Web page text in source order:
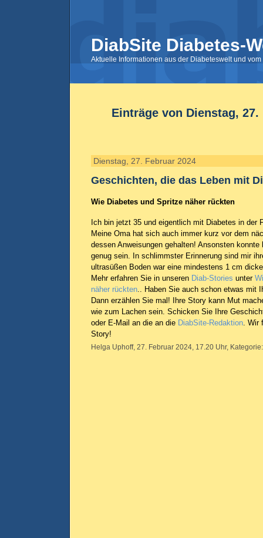
DiabSite Diabetes-
Aktuelle Informationen aus der Diabeteswelt und
Einträge von Dienstag, 27.
Dienstag, 27. Februar 2024
Geschichten, die das Leben mit
Wie Diabetes und Spritze näher rückten
Ich bin jetzt 35 und eigentlich mit Diabetes in der
Meine Oma hat sich auch immer kurz vor dem
dessen Anweisungen gehalten! Ansonsten
genug sein. In schlimmster Erinnerung sind mir
ultrasüßen Boden war eine mindestens 1 cm
Mehr erfahren Sie in unseren Diab-Stories unter
näher rückten .. Haben Sie auch schon etwas mit
Dann erzählen Sie mal! Ihre Story kann Mut
wie zum Lachen sein. Schicken Sie Ihre
oder E-Mail an die an die DiabSite-Redaktion .
Story!
Helga Uphoff, 27. Februar 2024, 17.20 Uhr,